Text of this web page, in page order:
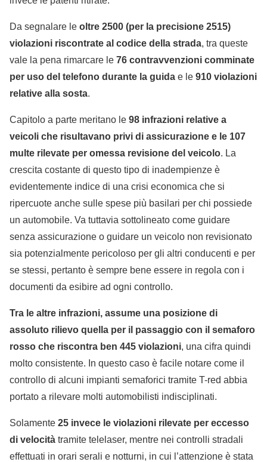
Da segnalare le oltre 2500 (per la precisione 2515)
violazioni riscontrate al codice della strada, tra queste
vale la pena rimarcare le 76 contravvenzioni comminate
per uso del telefono durante la guida e le 910 violazioni
relative alla sosta.
Capitolo a parte meritano le 98 infrazioni relative a
veicoli che risultavano privi di assicurazione e le 107
multe rilevate per omessa revisione del veicolo. La
crescita costante di questo tipo di inadempienze è
evidentemente indice di una crisi economica che si
ripercuote anche sulle spese più basilari per chi possiede
un automobile. Va tuttavia sottolineato come guidare
senza assicurazione o guidare un veicolo non revisionato
sia potenzialmente pericoloso per gli altri conducenti e per
se stessi, pertanto è sempre bene essere in regola con i
documenti da esibire ad ogni controllo.
Tra le altre infrazioni, assume una posizione di
assoluto rilievo quella per il passaggio con il semaforo
rosso che riscontra ben 445 violazioni, una cifra quindi
molto consistente. In questo caso è facile notare come il
controllo di alcuni impianti semaforici tramite T-red abbia
portato a rilevare molti automobilisti indisciplinati.
Solamente 25 invece le violazioni rilevate per eccesso
di velocità tramite telelaser, mentre nei controlli stradali
effettuati in orari serali e notturni, in cui l’attenzione è stata